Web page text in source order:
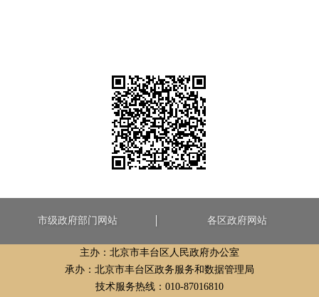
市级政府部门网站 各区政府网站
主办：北京市丰台区人民政府办公室
承办：北京市丰台区政务服务和数据管理局
技术服务热线：010-87016810